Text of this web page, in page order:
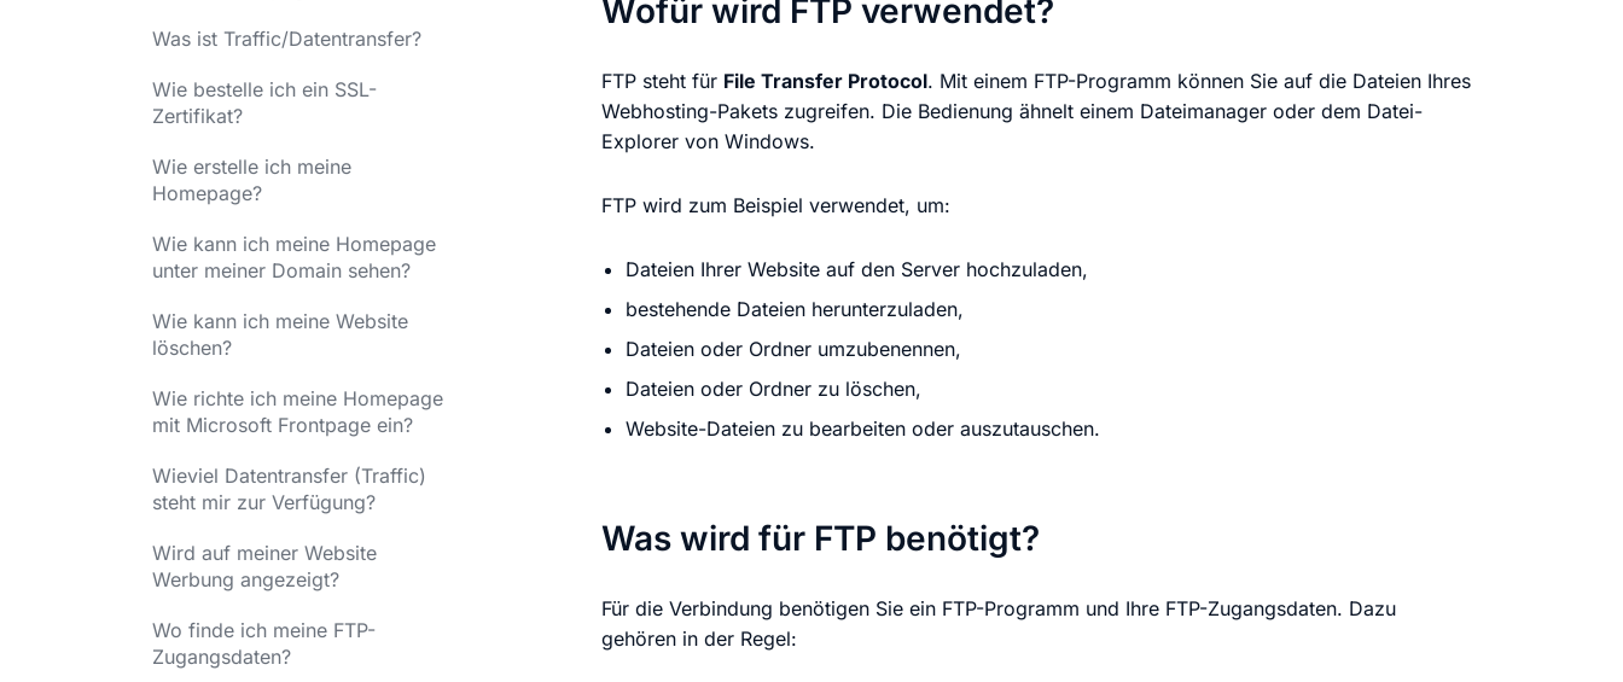
KI Domain Generator
.de Domain
.org Domain
Website erstellen lassen
Was ist Traffic/Datentransfer?
Wie bestelle ich ein SSL-
Zertifikat?
Wie erstelle ich meine
Homepage?
Wie kann ich meine Homepage
unter meiner Domain sehen?
Wie kann ich meine Website
löschen?
Wie richte ich meine Homepage
mit Microsoft Frontpage ein?
Wieviel Datentransfer (Traffic)
steht mir zur Verfügung?
Wird auf meiner Website
Werbung angezeigt?
Wo finde ich meine FTP-
Zugangsdaten?
Wofür wird FTP verwendet?
FTP steht für File Transfer Protocol. Mit einem FTP-Programm können Sie auf die Dateien Ihres
Webhosting-Pakets zugreifen. Die Bedienung ähnelt einem Dateimanager oder dem Datei-
Explorer von Windows.
FTP wird zum Beispiel verwendet, um:
Dateien Ihrer Website auf den Server hochzuladen,
bestehende Dateien herunterzuladen,
Dateien oder Ordner umzubenennen,
Dateien oder Ordner zu löschen,
Website-Dateien zu bearbeiten oder auszutauschen.
Was wird für FTP benötigt?
Für die Verbindung benötigen Sie ein FTP-Programm und Ihre FTP-Zugangsdaten. Dazu
gehören in der Regel: